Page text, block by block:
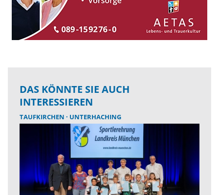
DAS KÖNNTE SIE AUCH
INTERESSIEREN
TAUFKIRCHEN UNTERHACHING